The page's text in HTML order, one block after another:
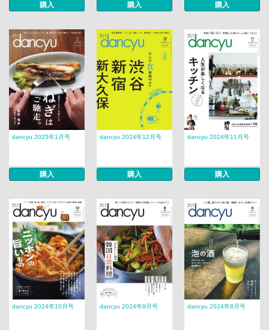
購入 購入 購入
dancyu 2025年1月号
購入
dancyu 2024年12月号
購入
dancyu 2024年11月号
購入
dancyu 2024年10月号 dancyu 2024年9月号 dancyu 2024年8月号